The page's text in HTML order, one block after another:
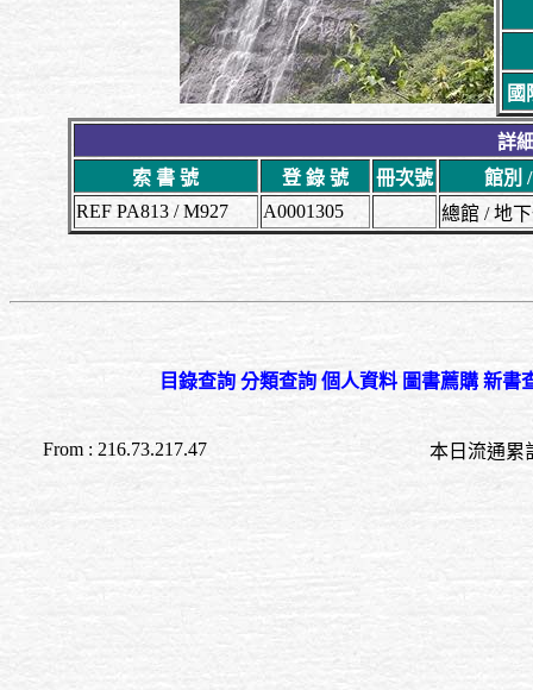
國
詳
索 書 號
登 錄 號 冊次號
館別
REF PA813 / M927
A0001305 總館 / 地
目錄查詢 分類查詢 個人資料 圖書薦購 新書
From : 216.73.217.47 本日流通累計